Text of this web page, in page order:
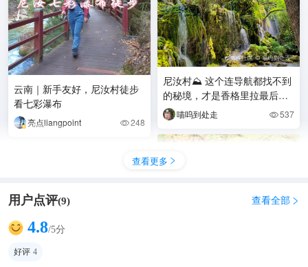
云南｜新手友好，尼汝村徒步
看七彩瀑布
亮点liangpoint 248
尼汝村⛰️ 这个连导航都找不到
的秘境，才是香格里拉最后的
净土喵呜到处走 537
查看更多 
用户点评(9) 查看全部 
4.8/5分
好评 4